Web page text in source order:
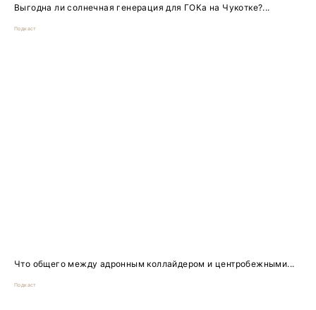
Выгодна ли солнечная генерация для ГОКа на Чукотке?...
Подкаст
Что общего между адронным коллайдером и центробежными...
Подкаст